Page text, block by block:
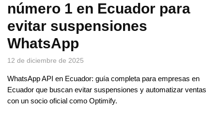
número 1 en Ecuador para
evitar suspensiones
WhatsApp
12 de diciembre de 2025
WhatsApp API en Ecuador: guía completa para empresas en
Ecuador que buscan evitar suspensiones y automatizar ventas
con un socio oficial como Optimify.